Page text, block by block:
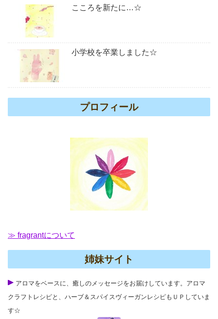
こころを新たに…☆
小学校を卒業しました☆
プロフィール
≫ fragrantについて
姉妹サイト
アロマをベースに、癒しのメッセージをお届けしています。アロマ
クラフトレシピと、ハーブ＆スパイスヴィーガンレシピもＵＰしていま
す☆